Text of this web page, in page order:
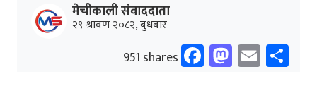
मेचीकाली संवाददाता
२९ श्रावण २०८२, बुधबार
951 shares Facebook
Email